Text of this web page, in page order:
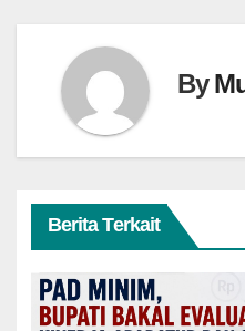
By
Berita Terkait